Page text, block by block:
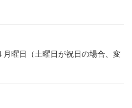
月曜日（土曜日が祝日の場合、変